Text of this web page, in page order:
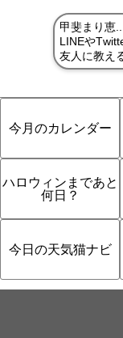
今月のカレンダー
ハロウィンまであと
何日？
今日の天気猫ナビ